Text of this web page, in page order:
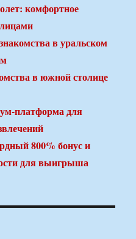
комфортное
в уральском
в южной столице
платформа для
800% бонус и
для выигрыша